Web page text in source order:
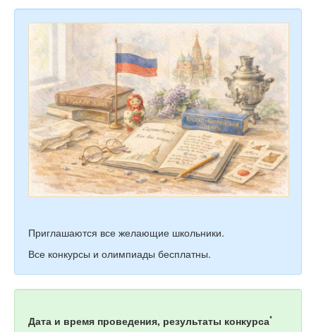
Учитель
Приглашаются все желающие школьники.
Все конкурсы и олимпиады бесплатны.
Дата и время проведения, результаты конкурса*